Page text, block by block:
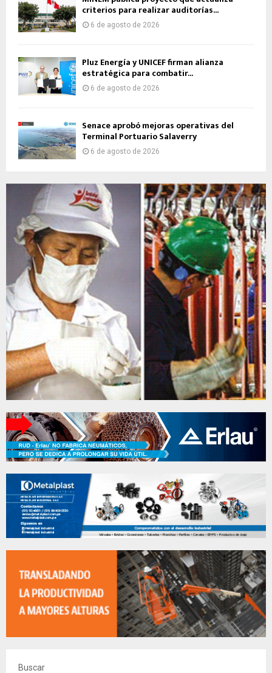
criterios para realizar auditorías...
6 de agosto de 2026
Pluz Energía y UNICEF firman alianza
estratégica para combatir...
6 de agosto de 2026
Senace aprobó mejoras operativas del
Terminal Portuario Salaverry
6 de agosto de 2026
Buscar